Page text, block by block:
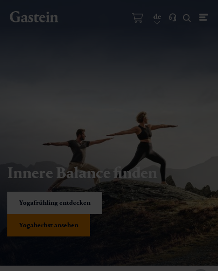
de
Innere Balance finden
Yogafrühling entdecken
Yogaherbst ansehen